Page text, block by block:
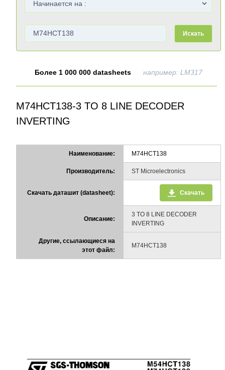
Искать
Более 1 000 000 datasheets например: LM317
M74HCT138-3 TO 8 LINE DECODER
INVERTING
Наименование: M74HCT138
Производитель: ST Microelectronics
Скачать даташит (datasheet): Скачать
Описание:
3 TO 8 LINE DECODER
INVERTING
Другие, ссылающиеся на
этот файл:
M74HCT138